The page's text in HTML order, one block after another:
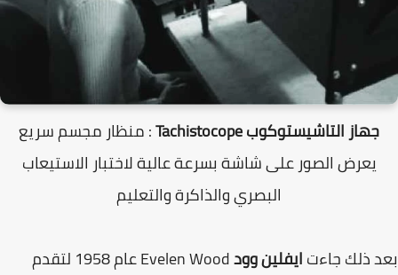
جهاز التاشيستوكوب Tachistocope
: منظار مجسم سريع
يعرض الصور على شاشة بسرعة عالية لاختبار الاستيعاب
البصري والذاكرة والتعليم
بعد ذلك جاءتايفلين وود
Evelen Wood عام 1958 لتقدم